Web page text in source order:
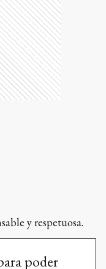
y respetuosa.
poder